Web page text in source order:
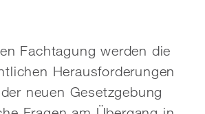
Fachtagung werden die
Herausforderungen
neuen Gesetzgebung